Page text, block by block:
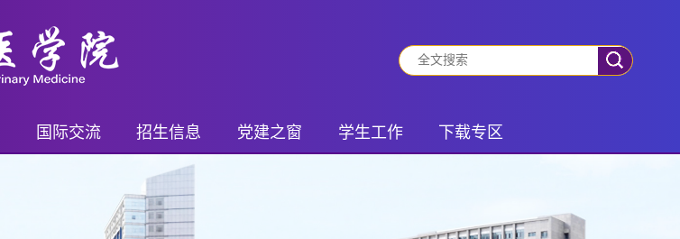
国际交流 招生信息
继续教育招生
本科生招生
党建之窗 学生工作 下载专区